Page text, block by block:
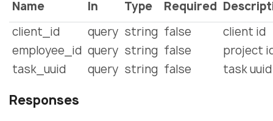
Name In Type Required
client_id
query string false
client id
employee_id query string false
project
task_uuid
query string false task uuid
Responses